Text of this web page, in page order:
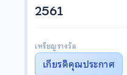
2561
เหรียญรางวัล
เกียรติคุณประกาศ